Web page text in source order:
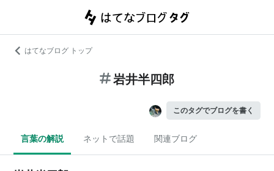
はてなブログ トップ
岩井半四郎
このタグでブログを書く
言葉の解説 ネットで話題 関連ブログ